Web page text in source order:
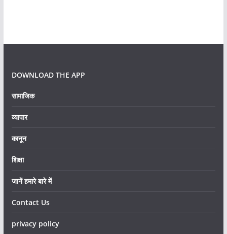
DOWNLOAD THE APP
सामाजिक
व्यापार
कानून
शिक्षा
जानें हमारे बारे में
Contact Us
privacy policy